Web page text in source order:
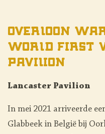
Overloon
world first
Pavilion
Lancaster Pavilion
In mei 2021 arriveerde
Glabbeek in België bij